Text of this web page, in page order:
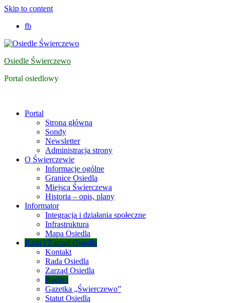
Skip to content
fb
Osiedle Świerczewo
Portal osiedlowy
Portal
Strona główna
Sondy
Newsletter
Administracja strony
O Świerczewie
Informacje ogólne
Granice Osiedla
Miejsca Świerczewa
Historia – opis, plany
Informator
Integracja i działania społeczne
Infrastruktura
Mapa Osiedla
Rada i Zarząd Osiedla
Kontakt
Rada Osiedla
Zarząd Osiedla
Budżet
Gazetka „Świerczewo”
Statut Osiedla